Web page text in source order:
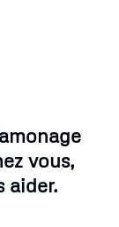
vous,
aider.